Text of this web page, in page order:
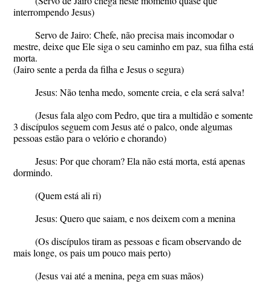
interrompendo Jesus)
Servo de Jairo: Chefe, não precisa mais incomodar o
mestre, deixe que Ele siga o seu caminho em paz, sua filha está
morta.
(Jairo sente a perda da filha e Jesus o segura)
Jesus: Não tenha medo, somente creia, e ela será salva!
(Jesus fala algo com Pedro, que tira a multidão e somente
3 discípulos seguem com Jesus até o palco, onde algumas
pessoas estão para o velório e chorando)
Jesus: Por que choram? Ela não está morta, está apenas
dormindo.
(Quem está ali ri)
Jesus: Quero que saiam, e nos deixem com a menina
(Os discípulos tiram as pessoas e ficam observando de
mais longe, os pais um pouco mais perto)
(Jesus vai até a menina, pega em suas mãos)